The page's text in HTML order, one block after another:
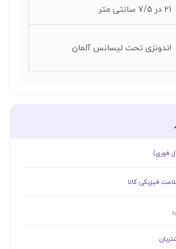
21 در 7/5 سانتی متر
اندونزی تحت لیسانس آلمان
فیزیکی کالا
فوری)